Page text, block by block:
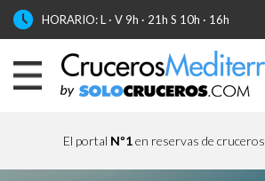
HORARIO: L · V 9h · 21h S 10h · 16h
El portal Nº1en reservas de cruceros